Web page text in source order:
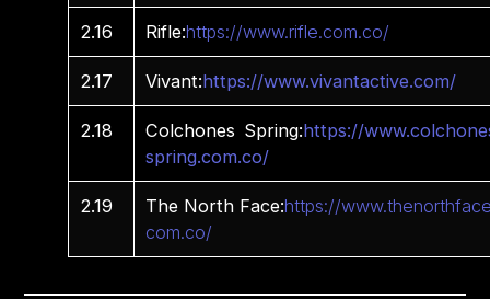
2.16 Rifle:https://www.rifle.com.co/
2.17 Vivant:https://www.vivantactive.com/
2.18 Colchones Spring:https://
spring.com.co/
2.19 The North Face:https://
com.co/